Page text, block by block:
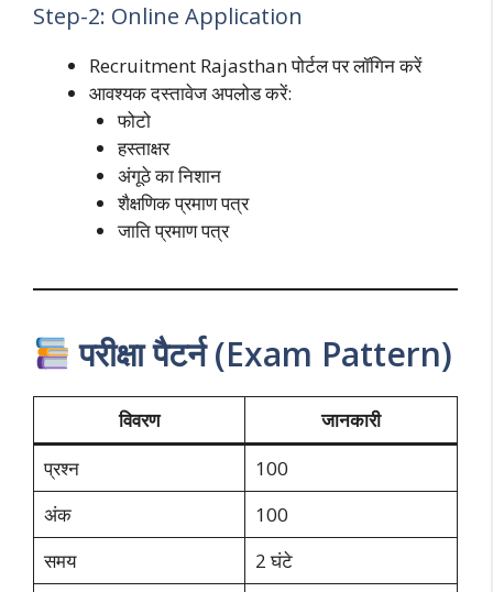
Step-2: Online Application
Recruitment Rajasthan पोर्टल पर लॉगिन करें
आवश्यक दस्तावेज अपलोड करें:
फोटो
हस्ताक्षर
अंगूठे का निशान
शैक्षणिक प्रमाण पत्र
जाति प्रमाण पत्र
परीक्षा पैटर्न (Exam Pattern)
विवरण
जानकारी
प्रश्न
100
अंक
100
समय
2 घंटे